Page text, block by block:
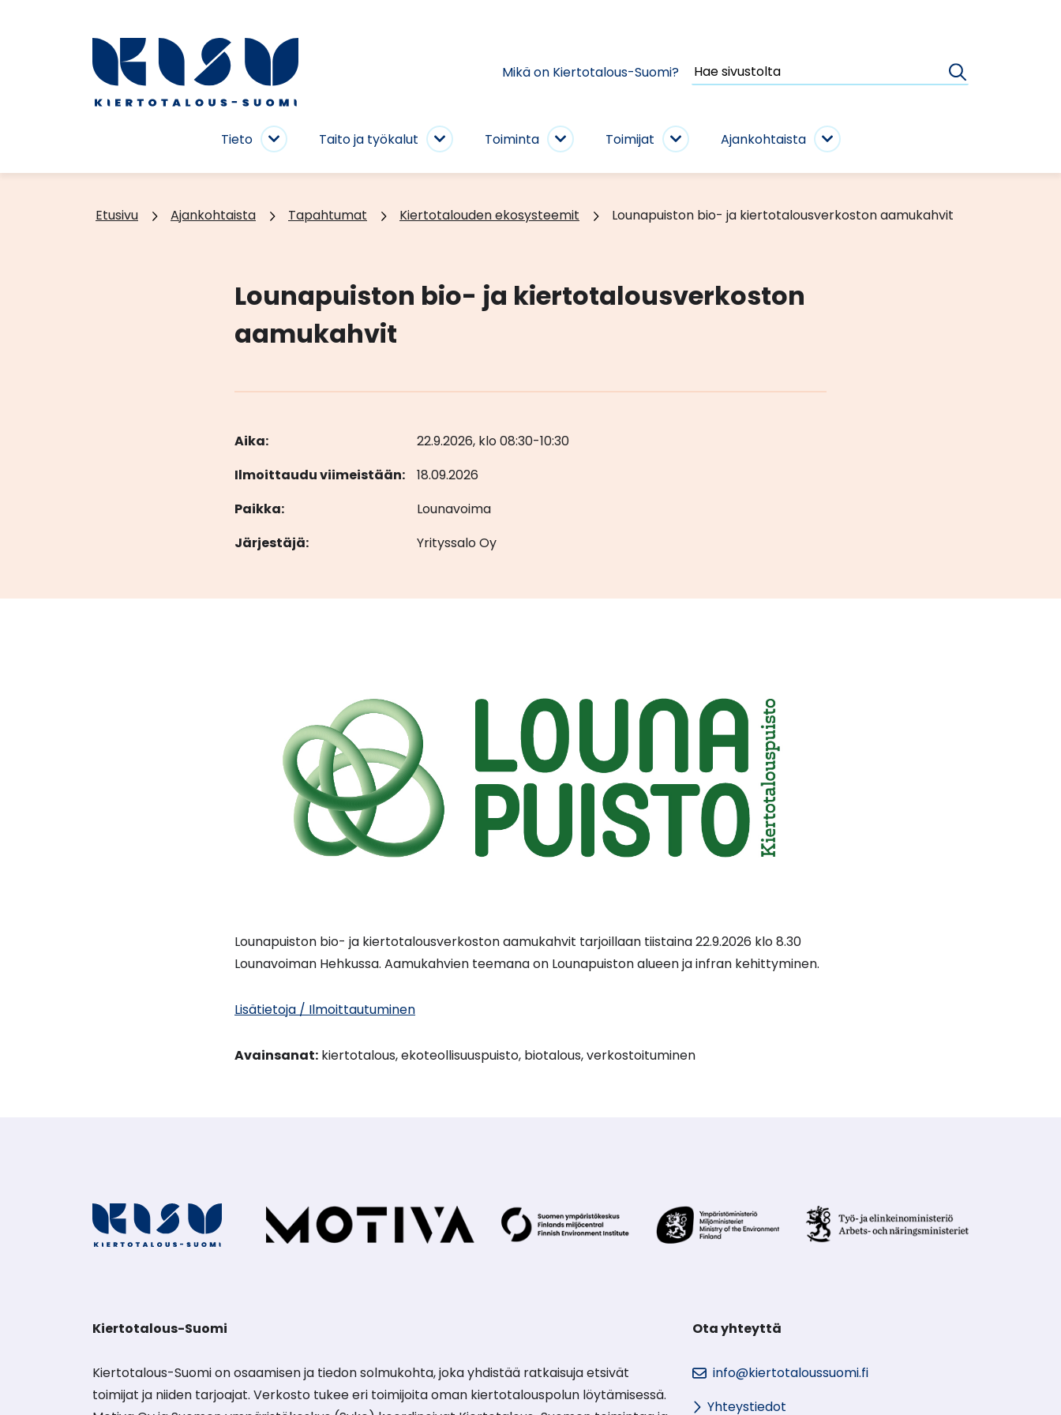
Etusivu
Mikä on Kiertotalous-Suomi?
Hae
sivustolta
Haku
Tieto
Tieto
Taito ja työkalut
Taito
Toiminta
ToimintaToimijat
ToimijatAjankohtaista
Ajankohtaista
Etusivu Ajankohtaista Tapahtumat Kiertotalouden ekosysteemit Lounapuiston bio- ja kiertotalousverkoston aamukahvit
Lounapuiston bio- ja kiertotalousverkoston
aamukahvit
Aika:
22.9.2026, klo 08:30-10:30
Ilmoittaudu viimeistään:
18.09.2026
Paikka:
Lounavoima
Järjestäjä:
Yrityssalo Oy
Lounapuiston bio- ja kiertotalousverkoston aamukahvit tarjoillaan tiistaina 22.9.2026 klo 8.30
Lounavoiman Hehkussa. Aamukahvien teemana on Lounapuiston alueen ja infran kehittyminen.
Lisätietoja / Ilmoittautuminen
Avainsanat: kiertotalous, ekoteollisuuspuisto, biotalous, verkostoituminen
Kiertotalous-Suomi
Kiertotalous-Suomi on osaamisen ja tiedon solmukohta, joka yhdistää ratkaisuja etsivät
toimijat ja niiden tarjoajat. Verkosto tukee eri toimijoita oman kiertotalouspolun löytämisessä.
Ota yhteyttä
info@kiertotaloussuomi.fi
Yhteystiedot